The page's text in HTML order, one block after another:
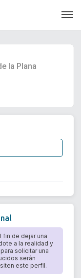
la Plana
fin de dejar una
a la realidad y
solicitar una
serán
este perfil.